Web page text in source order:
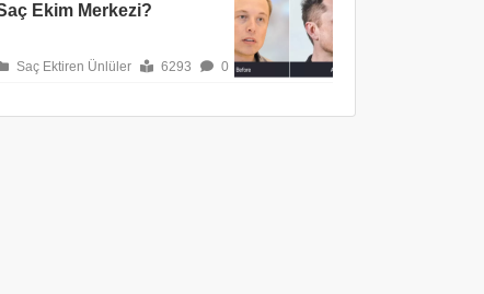
Ekim Merkezi?
Saç Ektiren Ünlüler 6293 0